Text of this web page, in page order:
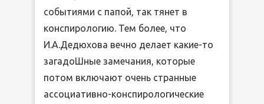
событиями с папой, так тянет в
конспирологию. Тем более, что
И.А.Дедюхова вечно делает какие-то
загадоШные замечания, которые
потом включают очень странные
ассоциативно-конспирологические